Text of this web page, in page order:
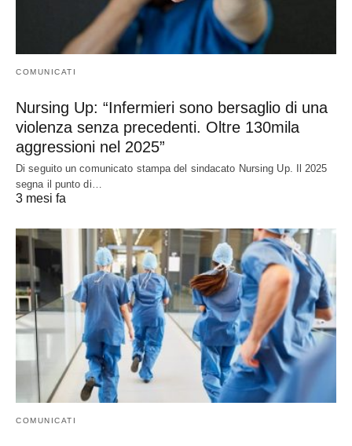
COMUNICATI
Nursing Up: “Infermieri sono bersaglio di una
violenza senza precedenti. Oltre 130mila
aggressioni nel 2025”
Di seguito un comunicato stampa del sindacato Nursing Up. Il 2025
segna il punto di…
3 mesi fa
COMUNICATI